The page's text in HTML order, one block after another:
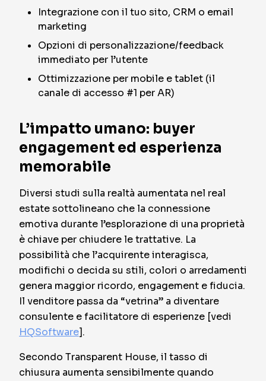
Integrazione con il tuo sito, CRM o email
marketing
Opzioni di personalizzazione/feedback
immediato per l’utente
Ottimizzazione per mobile e tablet (il
canale di accesso #1 per AR)
L’impatto umano: buyer
engagement ed esperienza
memorabile
Diversi studi sulla realtà aumentata nel real
estate sottolineano che la connessione
emotiva durante l’esplorazione di una proprietà
è chiave per chiudere le trattative. La
possibilità che l’acquirente interagisca,
modifichi o decida su stili, colori o arredamenti
genera maggior ricordo, engagement e fiducia.
Il venditore passa da “vetrina” a diventare
consulente e facilitatore di esperienze [vedi
HQSoftware].
Secondo Transparent House, il tasso di
chiusura aumenta sensibilmente quando